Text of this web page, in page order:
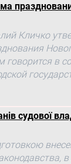
Кличко
говорится в
судової
в